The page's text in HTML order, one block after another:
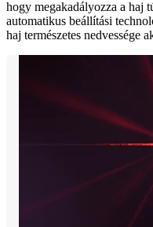
hogy megakadályozza a haj
automatikus beállítási
haj természetes nedvessége